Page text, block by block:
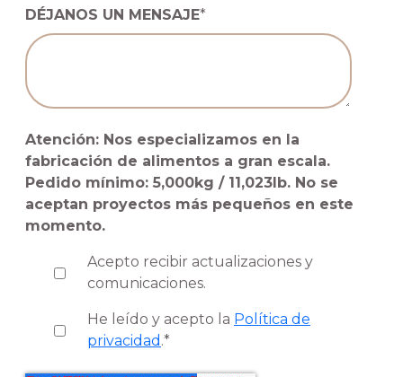
DÉJANOS UN MENSAJE*
Atención: Nos especializamos en la
fabricación de alimentos a gran escala.
Pedido mínimo: 5,000kg / 11,023lb. No se
aceptan proyectos más pequeños en este
momento.
Acepto recibir actualizaciones y
comunicaciones.
He leído y acepto la Política de
privacidad .*